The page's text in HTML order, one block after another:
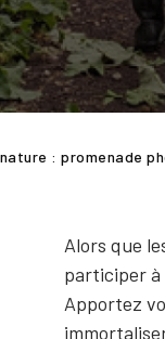
: promenade
Alors que
participer à
Apportez